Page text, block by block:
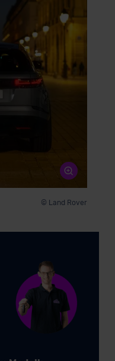
auf der
der EU-
von
46 Abs. 2 lit. c
Einwilligung freiwillig
bestehenden
den Kontakt zu
© Land Rover